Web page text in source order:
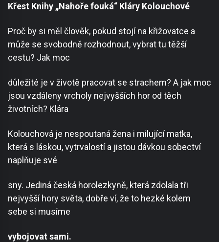
Křest Knihy „Nahoře fouká“ Kláry Kolouchové
Proč by si měl člověk, pokud stojí na křižovatce a
může se svobodně rozhodnout, vybrat tu těžší
cestu? Jak moc
důležité je v životě pracovat se strachem? A jak moc
jsou vzdáleny vrcholy nejvyšších hor od těch
životních? Klára
Kolouchová je nespoutaná žena i milující matka,
která s láskou, vytrvalostí a jistou dávkou sobectví
naplňuje své
sny. Jediná česká horolezkyně, která zdolala tři
nejvyšší hory světa, dobře ví, že to hezké kolem
sebe si musíme
vybojovat sami.